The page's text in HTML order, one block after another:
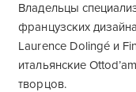
Владельцы
французских
Laurence Dolingé и
итальянские
творцов.